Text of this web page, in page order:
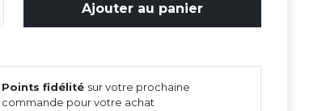
Ajouter au panier
Points fidélité sur votre prochaine
commande pour votre achat